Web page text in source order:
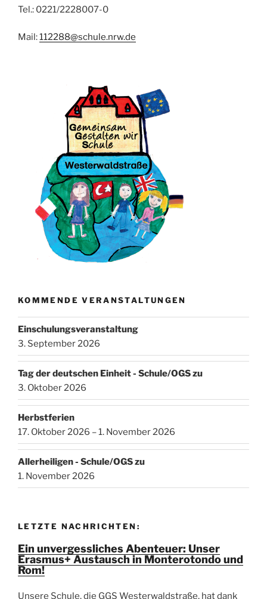
Tel.: 0221/2228007-0
Mail:112288@schule.nrw.de
KOMMENDE VERANSTALTUNGEN
Einschulungsveranstaltung
3. September 2026
Tag der deutschen Einheit - Schule/OGS zu
3. Oktober 2026
Herbstferien
17. Oktober 2026 – 1. November 2026
Allerheiligen - Schule/OGS zu
1. November 2026
LETZTE NACHRICHTEN:
Ein unvergessliches Abenteuer: Unser
Erasmus+ Austausch in Monterotondo und
Rom!
Unsere Schule, die GGS Westerwaldstraße, hat dank